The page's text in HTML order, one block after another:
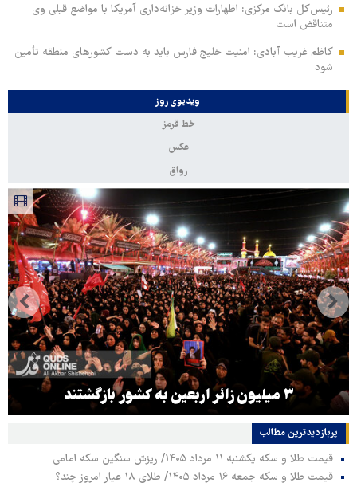
رئیس‌کل بانک مرکزی: اظهارات وزیر خزانه‌داری آمریکا با مواضع قبلی وی
متناقض است
کاظم غریب آبادی: امنیت خلیج فارس باید به دست کشورهای منطقه تأمین
شود
ویدیوی روز
خط قرمز
عکس
رواق
۳ میلیون زائر اربعین به کشور بازگشتند
پربازدیدترین‌ مطالب
قیمت طلا و سکه یکشنبه ۱۱ مرداد ۱۴۰۵/ ریزش سنگین سکه امامی
قیمت طلا و سکه جمعه ۱۶ مرداد ۱۴۰۵/ طلای ۱۸ عیار امروز چند؟